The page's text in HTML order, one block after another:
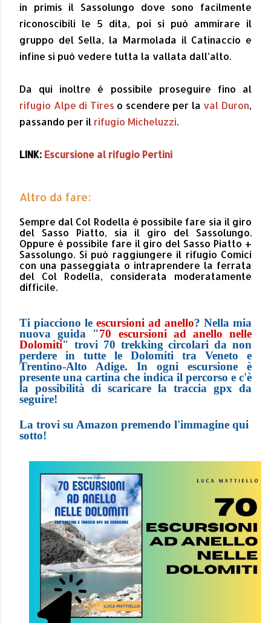
in primis il Sassolungo dove sono facilmente
riconoscibili le 5 dita, poi si può ammirare il
gruppo del Sella, la Marmolada il Catinaccio e
infine si può vedere tutta la vallata dall’alto.
Da qui inoltre è possibile proseguire fino al
rifugio Alpe di Tires o scendere per la val Duron,
passando per il rifugio Micheluzzi.
LINK: Escursione al rifugio Pertini
Altro da fare:
Sempre dal Col Rodella è possibile fare sia il giro
del Sasso Piatto, sia il giro del Sassolungo.
Oppure è possibile fare il giro del Sasso Piatto +
Sassolungo. Si può raggiungere il rifugio Comici
con una passeggiata o intraprendere la ferrata
del Col Rodella, considerata moderatamente
difficile.
Ti piacciono le escursioni ad anello? Nella mia
nuova guida "70 escursioni ad anello nelle
Dolomiti" trovi 70 trekking circolari da non
perdere in tutte le Dolomiti tra Veneto e
Trentino-Alto Adige. In ogni escursione è
presente una cartina che indica il percorso e c'è
la possibilità di scaricare la traccia gpx da
seguire!
La trovi su Amazon premendo l'immagine qui
sotto!